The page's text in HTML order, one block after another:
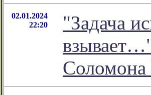
02.01.2024
22:20
"Задача